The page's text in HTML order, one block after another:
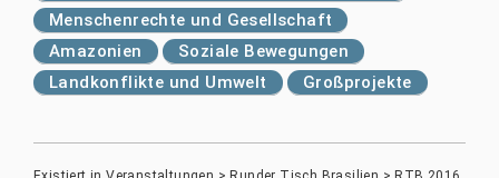
Menschenrechte und Gesellschaft
Amazonien
Soziale Bewegungen
Landkonflikte und Umwelt
Großprojekte